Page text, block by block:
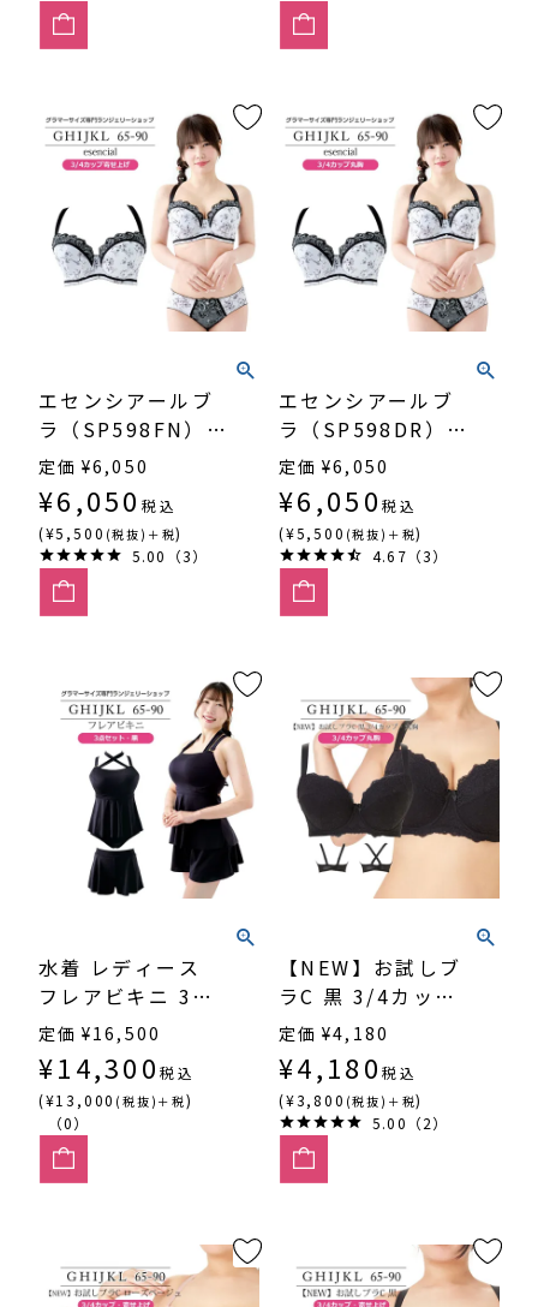
エセンシアールブ
ラ（SP598FN）
3/4カップ寄せ上
げ
定価 ¥6,050
¥6,050 税込
(¥5,500 (税抜)＋税)
5.00（3）
エセンシアールブ
ラ（SP598DR）
3/4カップ丸胸
定価 ¥6,050
¥6,050 税込
(¥5,500 (税抜)＋税)
4.67（3）
水着 レディース
フレアビキニ 3点
セット・黒
（SP590）
定価 ¥16,500
¥14,300税込
(¥13,000 (税抜)＋税)
（0）
【NEW】お試しブ
ラC 黒 3/4カッ
プ・丸胸
（SP546）
定価 ¥4,180
¥4,180 税込
(¥3,800 (税抜)＋税)
5.00（2）